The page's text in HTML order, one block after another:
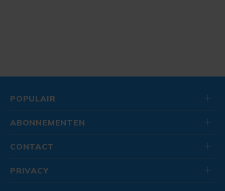
POPULAIR
ABONNEMENTEN
CONTACT
PRIVACY